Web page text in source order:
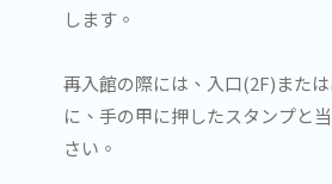
します。
再入館の際には、入口(2F)また
に、手の甲に押したスタンプと
さい。